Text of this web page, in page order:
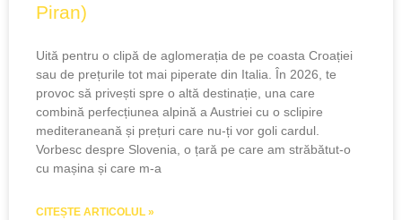
Piran)
Uită pentru o clipă de aglomerația de pe coasta Croației
sau de prețurile tot mai piperate din Italia. În 2026, te
provoc să privești spre o altă destinație, una care
combină perfecțiunea alpină a Austriei cu o sclipire
mediteraneană și prețuri care nu-ți vor goli cardul.
Vorbesc despre Slovenia, o țară pe care am străbătut-o
cu mașina și care m-a
CITEȘTE ARTICOLUL »